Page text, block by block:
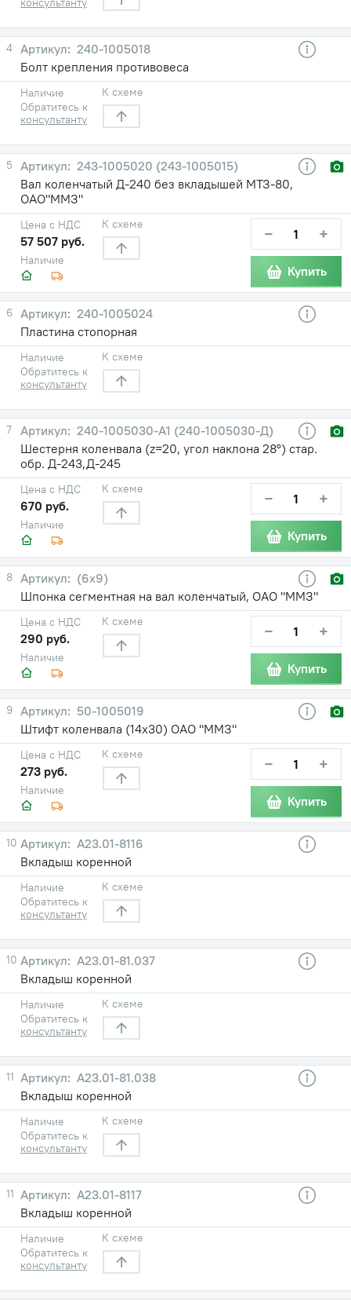
4
240-1005018
Болт крепления противовеса
Наличие
Обратитесь к
консультанту
К схеме
5
243-1005020 (243-1005015)
Вал коленчатый Д-240 без вкладышей МТЗ-80,
ОАО"ММЗ"
Наличие
Цена с НДС
57 507 руб.
К схеме − +
Купить
6
240-1005024
Пластина стопорная
Наличие
Обратитесь к
консультанту
К схеме
7
240-1005030-A1 (240-1005030-Д)
Шестерня коленвала (z=20, угол наклона 28°) стар.
обр. Д-243,Д-245
Наличие
Цена с НДС
670 руб.
К схеме − +
Купить
8
(6х9)
Шпонка сегментная на вал коленчатый, ОАО "ММЗ"
Наличие
Цена с НДС
290 руб.
К схеме − +
Купить
9
50-1005019
Штифт коленвала (14х30) ОАО "ММЗ"
Наличие
Цена с НДС
273 руб.
К схеме − +
Купить
10
A23.01-8116
Вкладыш коренной
Наличие
Обратитесь к
консультанту
К схеме
10
A23.01-81.037
Вкладыш коренной
Наличие
Обратитесь к
консультанту
К схеме
11
A23.01-81.038
Вкладыш коренной
Наличие
Обратитесь к
консультанту
К схеме
11
A23.01-8117
Вкладыш коренной
Наличие
Обратитесь к
консультанту
К схеме